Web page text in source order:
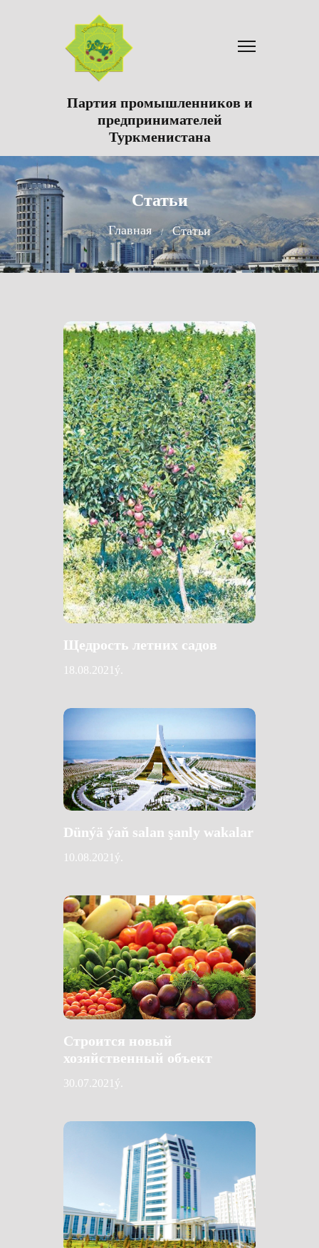
Партия промышленников и
предпринимателей
Туркменистана
Статьи
Главная Статьи
Щедрость летних садов
18.08.2021ý.
Dünýä ýaň salan şanly wakalar
10.08.2021ý.
Строится новый
хозяйственный объект
30.07.2021ý.